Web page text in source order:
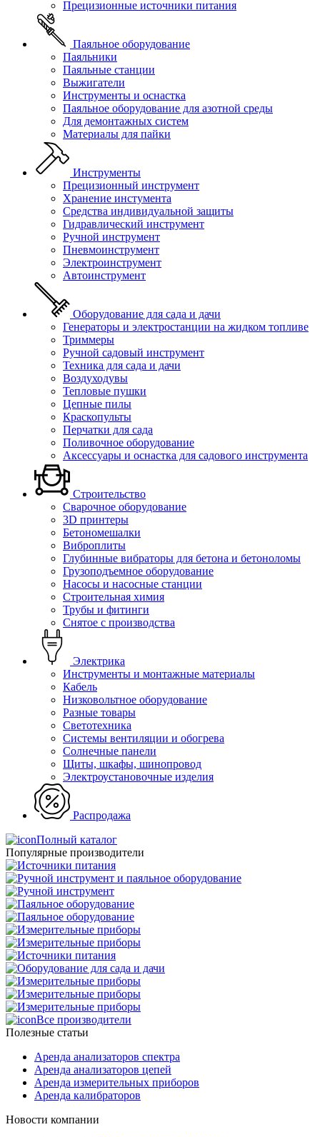
Прецизионные источники питания
Паяльное оборудование
Паяльники
Паяльные станции
Выжигатели
Инструменты и оснастка
Паяльное оборудование для азотной среды
Для демонтажных систем
Материалы для пайки
Инструменты
Прецизионный инструмент
Хранение инстумента
Средства индивидуальной защиты
Гидравлический инструмент
Ручной инструмент
Пневмоинструмент
Электроинструмент
Автоинструмент
Оборудование для сада и дачи
Генераторы и электростанции на жидком топливе
Триммеры
Ручной садовый инструмент
Техника для сада и дачи
Воздуходувы
Тепловые пушки
Цепные пилы
Краскопульты
Перчатки для сада
Поливочное оборудование
Аксессуары и оснастка для садового инструмента
Строительство
Сварочное оборудование
3D принтеры
Бетономешалки
Виброплиты
Глубинные вибраторы для бетона и бетоноломы
Грузоподъемное оборудование
Насосы и насосные станции
Строительная химия
Трубы и фитинги
Снятое с производства
Электрика
Инструменты и монтажные материалы
Кабель
Низковольтное оборудование
Разные товары
Светотехника
Системы вентиляции и обогрева
Солнечные панели
Щиты, шкафы, шинопровод
Электроустановочные изделия
Распродажа
Полный каталог
Популярные производители
Все производители
Полезные статьи
Аренда анализаторов спектра
Аренда анализаторов цепей
Аренда измерительных приборов
Аренда калибраторов
Новости компании